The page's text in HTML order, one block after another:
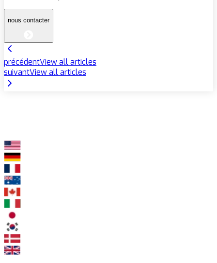
nous contacter
précédentView all articles
suivantView all articles